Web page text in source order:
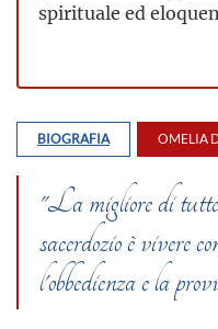
spirituale ed
BIOGRAFIA OMELIA
"La migliore di
sacerdozio è vivere
l'obbedienza e la